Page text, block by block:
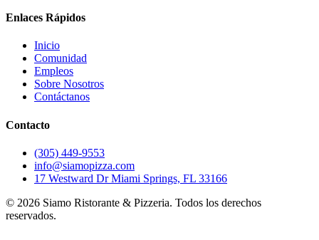
Enlaces Rápidos
Inicio
Comunidad
Empleos
Sobre Nosotros
Contáctanos
Contacto
(305) 449-9553
info@siamopizza.com
17 Westward Dr Miami Springs, FL 33166
© 2026 Siamo Ristorante & Pizzeria. Todos los derechos
reservados.